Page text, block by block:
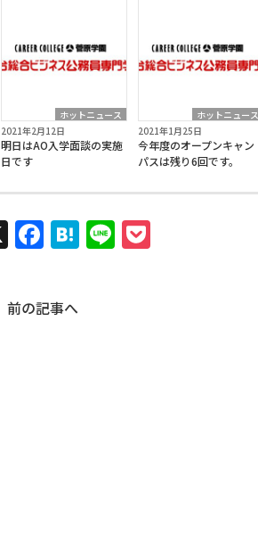
ホットニュース
2021年2月12日
明日はAO入学面談の実施
日です
ホットニュース
2021年1月25日
今年度のオープンキャン
パスは残り6回です。
X Facebook
Hatena
Line
前の記事へ